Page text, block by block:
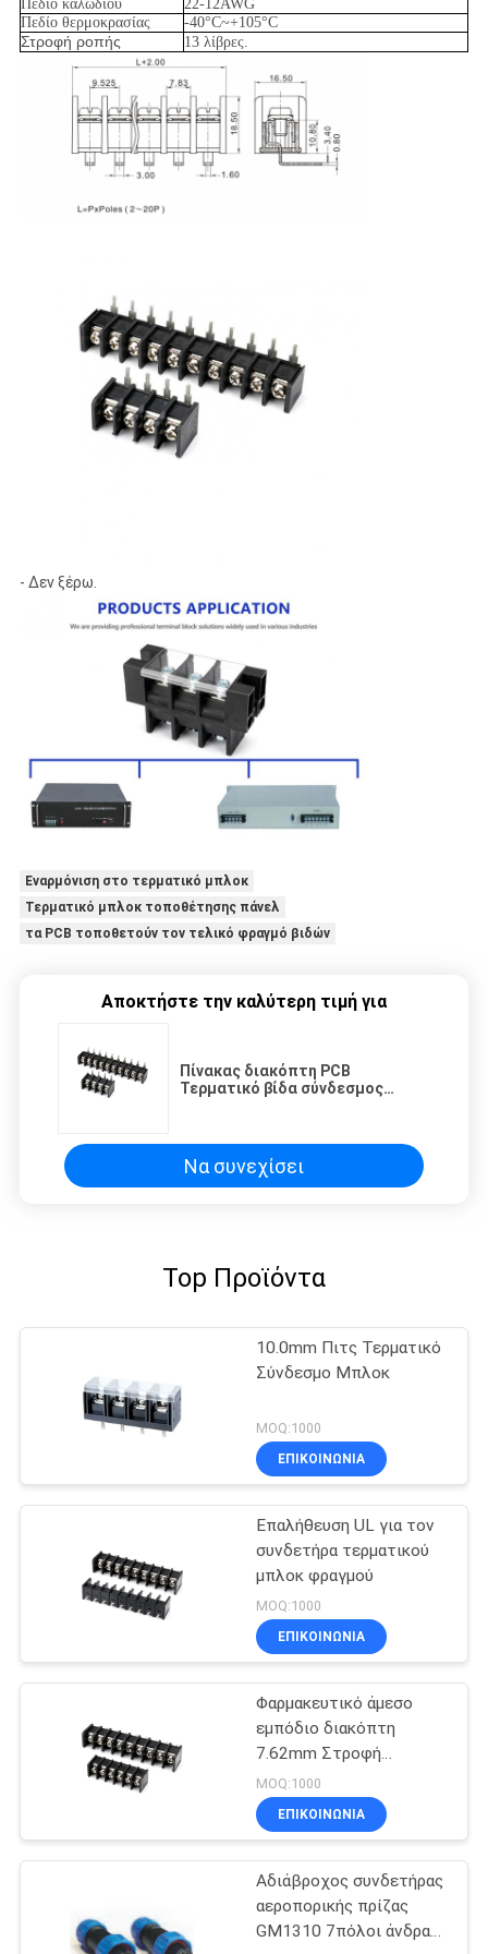
Πεδίο καλωδίου
22-12AWG
Πεδίο θερμοκρασίας
-40°C~+105°C
Στροφή ροπής 13 λίβρες.
- Δεν ξέρω.
Εναρμόνιση στο τερματικό μπλοκ
Τερματικό μπλοκ τοποθέτησης πάνελ
τα PCB τοποθετούν τον τελικό φραγμό βιδών
Αποκτήστε την καλύτερη τιμή για
Πίνακας διακόπτη PCB
Τερματικό βίδα σύνδεσμος
Να συνεχίσει
Top Προϊόντα
10.0mm Πιτς Τερματικό
Σύνδεσμο Μπλοκ
MOQ:1000
ΕΠΙΚΟΙΝΩΝΊΑ
Επαλήθευση UL για τον
συνδετήρα τερματικού
μπλοκ φραγμού
MOQ:1000
ΕΠΙΚΟΙΝΩΝΊΑ
Φαρμακευτικό άμεσο
εμπόδιο διακόπτη
7.62mm Στροφή
Προσαρμοσμένο χρώμα
και καρφίτσες
MOQ:1000
ΕΠΙΚΟΙΝΩΝΊΑ
Αδιάβροχος συνδετήρας
αεροπορικής πρίζας
GM1310 7πόλοι άνδρας